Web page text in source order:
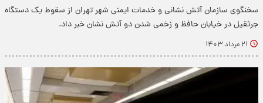
سخنگوی سازمان آتش نشانی و خدمات ایمنی شهر تهران از سقوط یک دستگاه
جرثقیل در خیابان حافظ و زخمی شدن دو آتش نشان خبر داد.
۲۱ مرداد ۱۴۰۳